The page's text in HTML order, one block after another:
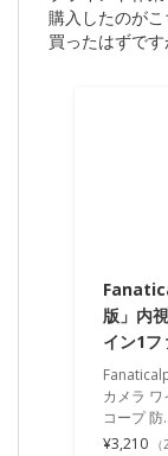
購入したのが
買ったはずです
版」内
イン1
カメラ
コープ
¥3,210